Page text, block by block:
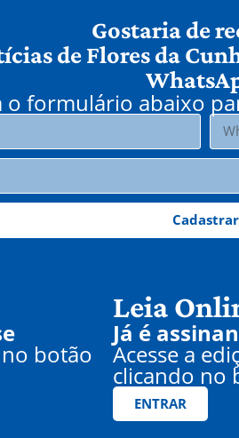
Gostaria de
de Flores da
o formulário abaixo
Cadastrar
botão
Leia
Já é
Acesse a
clicando no
ENTRAR